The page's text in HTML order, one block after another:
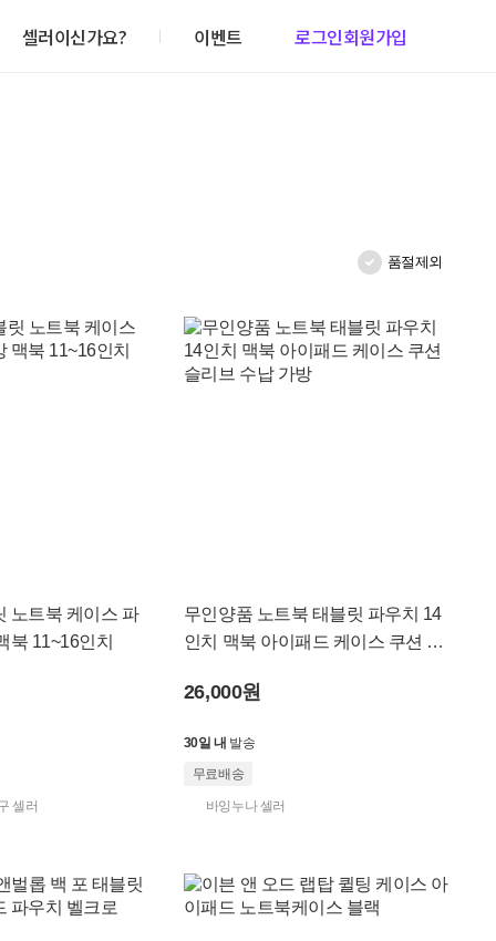
셀러이신가요? 이벤트 로그인회원가입
품절제외
노트북 케이스 파
북 11~16인치
셀러
무인양품 노트북 태블릿 파우치 14
인치 맥북 아이패드 케이스 쿠션 슬
26,000원
30일 내 발송
무료배송
바잉누나 셀러